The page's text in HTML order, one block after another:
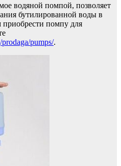
водяной помпой, позволяет
бутилированной воды в
приобрести помпу для
pumps/.